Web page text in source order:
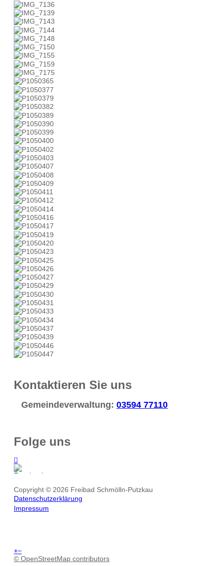
Kontaktieren Sie uns
Gemeindeverwaltung: 03594 77110
Folge uns
Copyright © 2026 Freibad Schmölln-Putzkau
Datenschutzerklärung
Impressum
+−
© OpenStreetMap contributors